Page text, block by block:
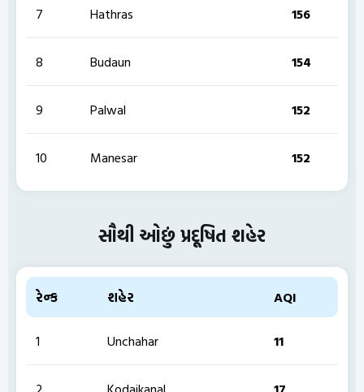
7 Hathras 156
8 Budaun 154
9 Palwal 152
10 Manesar 152
સૌથી ઓછું પ્રદૂષિત શહેર
રેન્ક શહેર AQI
1 Unchahar 11